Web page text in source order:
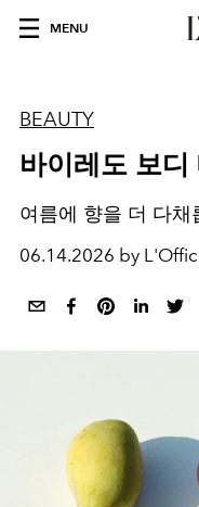
MENU
BEAUTY
바이레도 보디
여름에 향을 더 다
06.14.2026 by